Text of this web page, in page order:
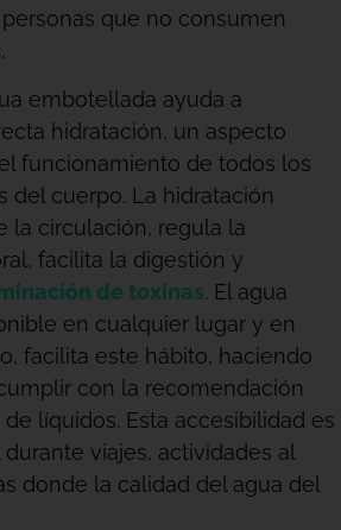
que no consumen
embotellada ayuda a
hidratación, un aspecto
funcionamiento de todos los
del cuerpo. La hidratación
la circulación, regula la
facilita la digestión y
de toxinas. El agua
en cualquier lugar y en
facilita este hábito, haciendo
con la recomendación
líquidos. Esta accesibilidad es
viajes, actividades al
donde la calidad del agua del